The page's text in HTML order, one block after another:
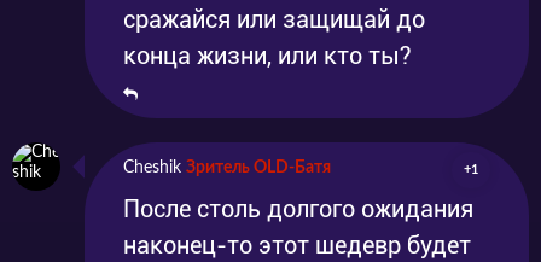
сражайся или защищай до
конца жизни, или кто ты?
Cheshik Зритель OLD-Батя +1
После столь долгого ожидания
наконец-то этот шедевр будет